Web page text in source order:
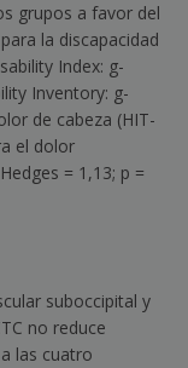
grupos a favor del
la discapacidad
Index: g-
Inventory: g-
de cabeza (HIT-
el dolor
= 1,13; p =
suboccipital y
no reduce
las cuatro